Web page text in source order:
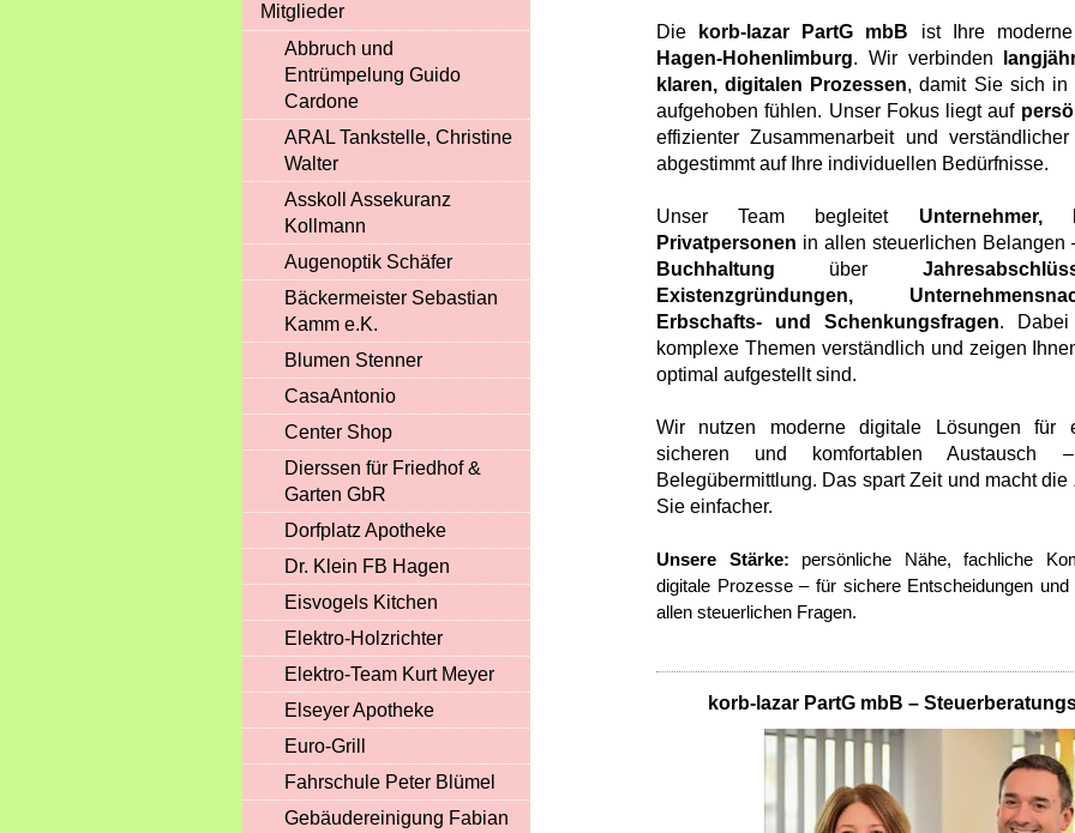
Die korb-lazar PartG mbB ist Ihre
Hagen-Hohenlimburg. Wir verbinden
klaren, digitalen Prozessen, damit Sie sich in
aufgehoben fühlen. Unser Fokus liegt auf
effizienter Zusammenarbeit und
abgestimmt auf Ihre individuellen Bedürfnisse.
Unser Team begleitet Unternehmer,
Privatpersonen in allen steuerlichen Belangen
Buchhaltung über
Existenzgründungen,
Erbschafts- und Schenkungsfragen.
komplexe Themen verständlich und zeigen
optimal aufgestellt sind.
Wir nutzen moderne digitale Lösungen für
sicheren und komfortablen
Belegübermittlung. Das spart Zeit und macht
Sie einfacher.
Unsere Stärke:
persönliche Nähe, fachliche
digitale Prozesse – für sichere Entscheidungen
allen steuerlichen Fragen.
korb-lazar PartG mbB –
Mitglieder
Abbruch und
Entrümpelung Guido
Cardone
ARAL Tankstelle, Christine
Walter
Asskoll Assekuranz
Kollmann
Augenoptik Schäfer
Bäckermeister Sebastian
Kamm e.K.
Blumen Stenner
CasaAntonio
Center Shop
Dierssen für Friedhof &
Garten GbR
Dorfplatz Apotheke
Dr. Klein FB Hagen
Eisvogels Kitchen
Elektro-Holzrichter
Elektro-Team Kurt Meyer
Elseyer Apotheke
Euro-Grill
Fahrschule Peter Blümel
Gebäudereinigung Fabian